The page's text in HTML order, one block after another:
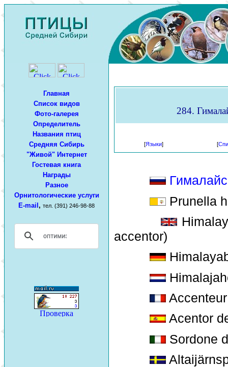
Главная
Список видов
Фото-галерея
Определитель
Названия птиц
Средняя Сибирь
"Живой" Интернет
Гостевая книга
Награды
Разное
Орнитологические услуги
E-mail , тел. (391) 246-98-88
284.
[Языки] [
Prunella
accentor)
Acentor
Sordone